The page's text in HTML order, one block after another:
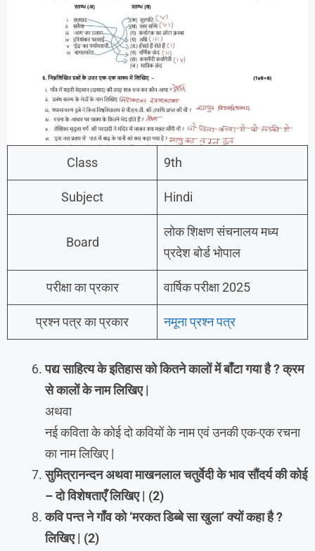
Class 9th
Subject Hindi
Board
लोक शिक्षण संचनालय मध्य
प्रदेश बोर्ड भोपाल
परीक्षा का प्रकार वार्षिक परीक्षा 2025
प्रश्न पत्र का प्रकार नमूना प्रश्न पत्र
पद्य साहित्य के इतिहास को कितने कालों में बाँटा गया है ? क्रम
से कालों के नाम लिखिए |
अथवा
नई कविता के कोई दो कवियों के नाम एवं उनकी एक-एक रचना
का नाम लिखिए |
सुमित्रानन्दन अथवा माखनलाल चतुर्वेदी के भाव सौंदर्य की कोई
– दो विशेषताएँ लिखिए | (2)
कवि पन्त ने गाँव को ‘मरकत डिब्बे सा खुला’ क्यों कहा है ?
लिखिए | (2)